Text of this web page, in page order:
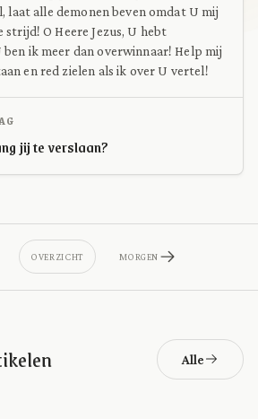
laat alle demonen beven omdat U mij
O Heere Jezus, U hebt
ik meer dan overwinnaar! Help mij
en red zielen als ik over U vertel!
jij te verslaan?
OVERZICHT MORGEN
Alle